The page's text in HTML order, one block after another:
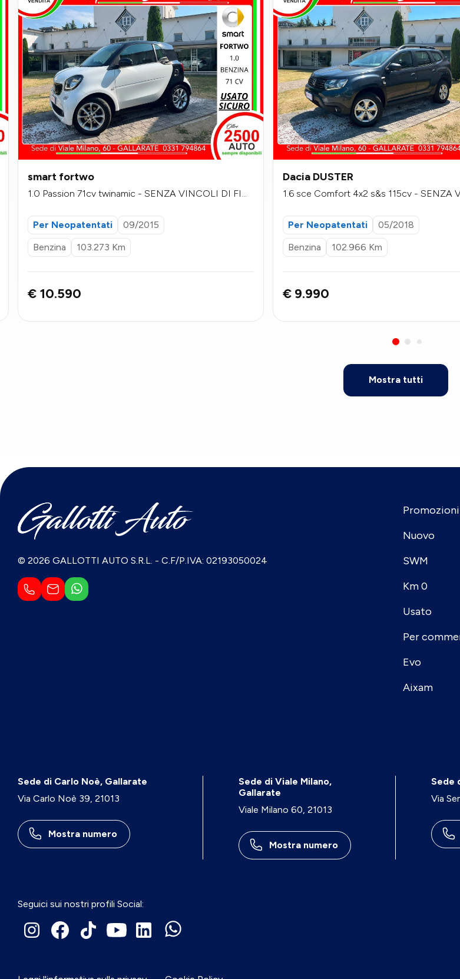
smart fortwo
1.0 Passion 71cv twinamic - SENZA VINCOLI DI FIN
Per Neopatentati
09/2015
Benzina
103.273 Km
€ 10.590
Dacia DUSTER
1.6 sce Comfort 4x2 s&s 115cv - SENZA VINCOLI DI
Per Neopatentati
05/2018
Benzina
102.966 Km
€ 9.990
Mostra tutti
© 2026 GALLOTTI AUTO S.R.L. - C.F/P.IVA: 02193050024
Promozioni
Nuovo
SWM
Km 0
Usato
Per
Evo
Aixam
Sede di Carlo Noè, Gallarate
Via Carlo Noè 39, 21013
Mostra numero
Sede di Viale Milano,
Gallarate
Viale Milano 60, 21013
Mostra numero
Sede
Via
Seguici sui nostri profili Social: